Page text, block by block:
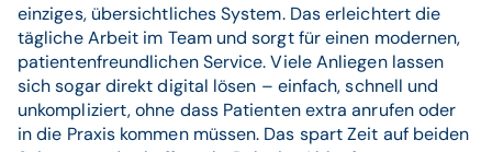
einziges, übersichtliches System. Das erleichtert die
tägliche Arbeit im Team und sorgt für einen modernen,
patientenfreundlichen Service. Viele Anliegen lassen
sich sogar direkt digital lösen – einfach, schnell und
unkompliziert, ohne dass Patienten extra anrufen oder
in die Praxis kommen müssen. Das spart Zeit auf beiden